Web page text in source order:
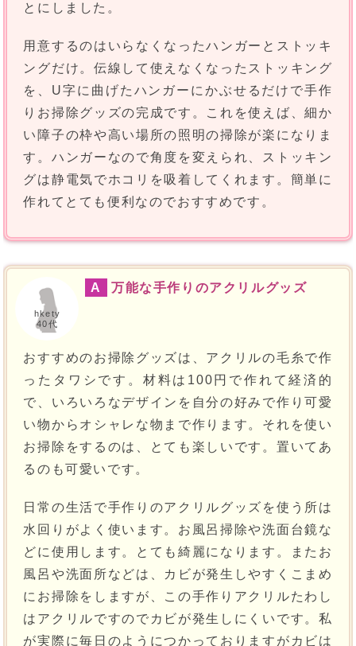
とにしました。
用意するのはいらなくなったハンガーとストッキ
ングだけ。伝線して使えなくなったストッキング
を、U字に曲げたハンガーにかぶせるだけで手作
りお掃除グッズの完成です。これを使えば、細か
い障子の枠や高い場所の照明の掃除が楽になりま
す。ハンガーなので角度を変えられ、ストッキン
グは静電気でホコリを吸着してくれます。簡単に
作れてとても便利なのでおすすめです。
hkety
40代
A 万能な手作りのアクリルグッズ
おすすめのお掃除グッズは、アクリルの毛糸で作
ったタワシです。材料は100円で作れて経済的
で、いろいろなデザインを自分の好みで作り可愛
い物からオシャレな物まで作ります。それを使い
お掃除をするのは、とても楽しいです。置いてあ
るのも可愛いです。
日常の生活で手作りのアクリルグッズを使う所は
水回りがよく使います。お風呂掃除や洗面台鏡な
どに使用します。とても綺麗になります。またお
風呂や洗面所などは、カビが発生しやすくこまめ
にお掃除をしますが、この手作りアクリルたわし
はアクリルですのでカビが発生しにくいです。私
が実際に毎日のようにつかっておりますがカビは